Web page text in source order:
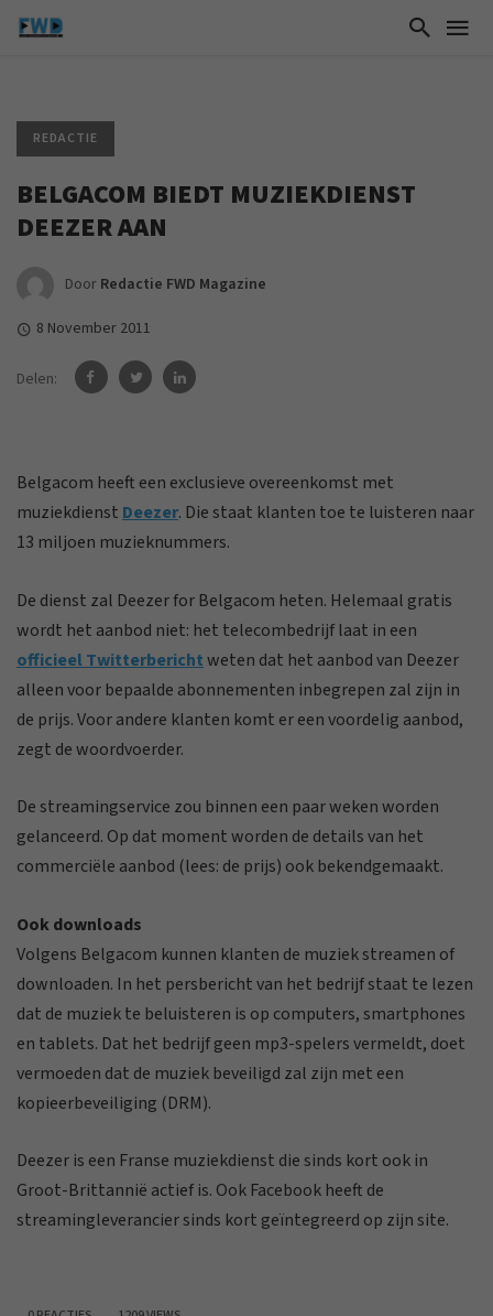
REDACTIE
BELGACOM BIEDT MUZIEKDIENST
DEEZER AAN
Door Redactie FWD Magazine
8 November 2011
Delen:
Belgacom heeft een exclusieve overeenkomst met
muziekdienst Deezer. Die staat klanten toe te luisteren naar
13 miljoen muzieknummers.
De dienst zal Deezer for Belgacom heten. Helemaal gratis
wordt het aanbod niet: het telecombedrijf laat in een
officieel Twitterberichtweten dat het aanbod van Deezer
alleen voor bepaalde abonnementen inbegrepen zal zijn in
de prijs. Voor andere klanten komt er een voordelig aanbod,
zegt de woordvoerder.
De streamingservice zou binnen een paar weken worden
gelanceerd. Op dat moment worden de details van het
commerciële aanbod (lees: de prijs) ook bekendgemaakt.
Ook downloads
Volgens Belgacom kunnen klanten de muziek streamen of
downloaden. In het persbericht van het bedrijf staat te lezen
dat de muziek te beluisteren is op computers, smartphones
en tablets. Dat het bedrijf geen mp3-spelers vermeldt, doet
vermoeden dat de muziek beveiligd zal zijn met een
kopieerbeveiliging (DRM).
Deezer is een Franse muziekdienst die sinds kort ook in
Groot-Brittannië actief is. Ook Facebook heeft de
streamingleverancier sinds kort geïntegreerd op zijn site.